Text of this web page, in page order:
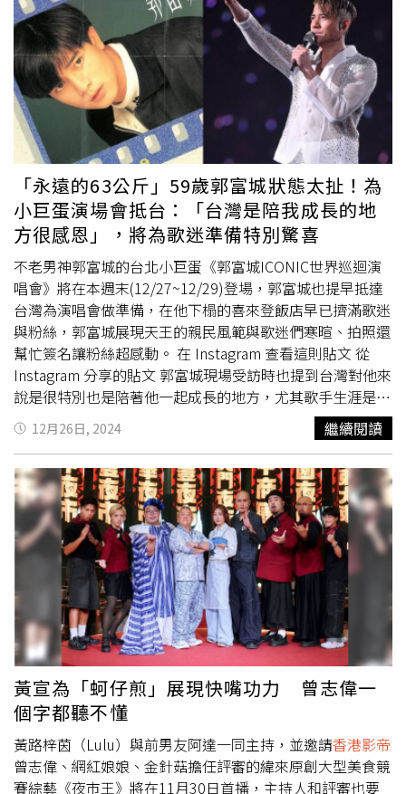
年的截止日期很可能是主要原因。一些最偉大的在世演員，
例如《曼哈頓》梅麗·史翠普（Meryl Streep）、《教父》
艾爾·帕西諾（Al Pacino）和《霹靂神探》金·哈克曼
（Gene Hackman）都因此不列入考慮。」其中成功入榜的
亞洲演員，包括飾演李安電影《少年PI的奇幻漂流》男主角
Pi的伊凡·卡漢，被排在第41名，這位印度裔演員還有飾演
《貧民百萬富翁》裡的警局督察。而唯一入榜的華裔演員梁
朝偉則位居第21名，他6次獲頒香港電影金像獎最佳男主
角，3次獲頒台灣金馬獎最佳男主角，是拿過這2項榮譽最多
的演員，2000年後的代表作包括：香港名導王家衛的《花
樣年華》、劉偉強和麥兆輝執導的《無間道》，以及李安的
《色戒》等。而唯一排進前10名的亞洲演員，則為唯一入榜
的韓裔男演員宋康昊，有韓國「國民影帝」之稱的他，堪稱
是選片之王，主演的電影往往都能在韓國創下票房佳績，像
是韓國名導奉俊昊的經典之作《殺人回憶》、《駭人怪
物》、《寄生上流》等，還有以光州事件為背景的《我只是
個計程車司機》，2022年他更以日本名導是枝裕和的《嬰
兒轉運站》，成為首位獲得坎城影展最佳男演員獎的韓國演
員。而這份名單的榜首，則是已逝奧斯卡影帝菲利浦·西摩
·霍夫曼，他在2005年以傳記電影《柯波帝：冷血告白》
獲得奧斯卡影帝，其它職業生涯後期獲得評論家讚賞的作品
還包括《親情觸我心》、《魔球》和《選戰風雲》等，可惜
2014年2月，46歲的他被發現於紐約自宅因吸毒過量猝死。
第2名則是在2017年入選《時代》百大人物，並被媒體譽為
當代最具才華的女演員之一的艾瑪·史東，她分別以經典歌
舞片《樂來越愛你》，以及超現實科幻驚悚電影《可憐的東
西》，榮獲2屆奧斯卡影后。位居第3名的方法演技派大師丹
尼爾·戴-路易斯，是自美國奧斯卡金像獎自1929年創立以
來，首位也是目前唯一一位3度榮獲奧斯卡影帝頭銜的男
星，他在2000年後的代表作包括：美國新浪潮大師級名導
馬丁·史柯西斯的《紐約黑幫》、坎城影展最佳導演保羅·
湯瑪斯·安德森（Paul Thomas Anderson）的《黑金企
業》、《霓裳魅影》等。以下為21世紀60位最佳電影演員
前10名：1. 菲利浦·西摩·霍夫曼（Philip Seymour
Hoffman）2. 艾瑪·史東 （Emma Stone）3. 丹尼爾·戴-
路易斯（Daniel Day-Lewis）4. 丹佐·華盛頓（Denzel
「永遠的63公斤」59歲郭富城狀態太扯！為
小巨蛋演場會抵台：「台灣是陪我成長的地
方很感恩」，將為歌迷準備特別驚喜
不老男神郭富城的台北小巨蛋《郭富城ICONIC世界巡迴演
唱會》將在本週末(12/27~12/29)登場，郭富城也提早抵達
台灣為演唱會做準備，在他下榻的喜來登飯店早已擠滿歌迷
與粉絲，郭富城展現天王的親民風範與歌迷們寒暄、拍照還
幫忙簽名讓粉絲超感動。 在 Instagram 查看這則貼文 從
Instagram 分享的貼文 郭富城現場受訪時也提到台灣對他來
說是很特別也是陪著他一起成長的地方，尤其歌手生涯是從
台灣開始(第一張國語專輯《對你愛不完》)，這次睽違五年
來台灣舉辦演唱會，透露腦海中出現很多畫面真的很感恩，
郭富城分享會有特別準備給台灣粉絲的驚喜。 在 Instagram
查看這則貼文 從 Instagram 分享的貼文 郭富城還提到很多
歌好久沒唱這次都可能會出現，另外也有收到很多歌迷的留
言想聽的歌，這部分他也盡力去滿足大家。許多歌迷在郭富
城的社群平台許願希望聽到《狂野之城》、《我是不是該安
靜的走開》、《等我回來》、《真的怕了》、《夢難留》
、《Para para Sakura》、《午夜的吻別》，《愛到最
後》，《被你害》，《愛你》，《心現在還在跳》，《傷心
的話留到明天再說》...，粉絲們可以期待一下郭富城是否真
的會唱到這些歌呢～ 在 Instagram 查看這則貼文 從
Instagram 分享的貼文 每次郭富城現身都會被稱讚狀態極
好，不過這背後可是要付出高度自律，像是他曾坦言自己堅
持運動30年以上，而且每天洗澡之前都會量體重必須保持在
63公斤，只要超過63公斤就會感到痛苦。不過有些美食太
好吃的話他就會做更多運動來消耗熱量，即使半夜三點可能
還在踩腳踏車讓人看到身為天王每一步都非常不容易！ 在
12月26日, 2024 繼續閱讀
黃宣為「蚵仔煎」展現快嘴功力 曾志偉一
個字都聽不懂
黃路梓茵（Lulu）與前男友阿達一同主持，並邀請香港影帝
曾志偉、網紅娘娘、金針菇擔任評審的緯來原創大型美食競
賽綜藝《夜市王》將在11月30日首播，主持人和評審也要